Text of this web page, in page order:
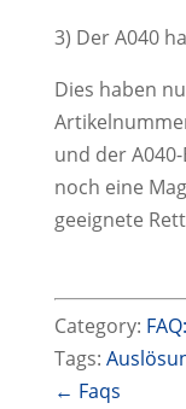
3) Der A040
Dies haben
und der
noch eine
geeignete
Category:
Tags:
← Faqs